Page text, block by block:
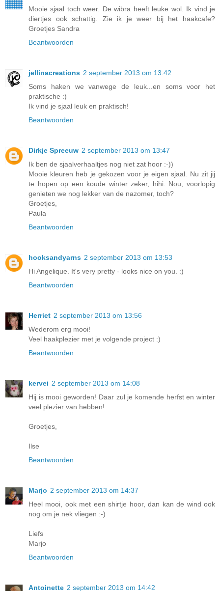
Mooie sjaal toch weer. De wibra heeft leuke wol. Ik vind je
diertjes ook schattig. Zie ik je weer bij het haakcafe?
Groetjes Sandra
Beantwoorden
jellinacreations 2 september 2013 om 13:42
Soms haken we vanwege de leuk...en soms voor het
praktische :)
Ik vind je sjaal leuk en praktisch!
Beantwoorden
Dirkje Spreeuw 2 september 2013 om 13:47
Ik ben de sjaalverhaaltjes nog niet zat hoor :-))
Mooie kleuren heb je gekozen voor je eigen sjaal. Nu zit jij
te hopen op een koude winter zeker, hihi. Nou, voorlopig
genieten we nog lekker van de nazomer, toch?
Groetjes,
Paula
Beantwoorden
hooksandyarns 2 september 2013 om 13:53
Hi Angelique. It's very pretty - looks nice on you. :)
Beantwoorden
Herriet 2 september 2013 om 13:56
Wederom erg mooi!
Veel haakplezier met je volgende project :)
Beantwoorden
kervei 2 september 2013 om 14:08
Hij is mooi geworden! Daar zul je komende herfst en winter
veel plezier van hebben!
Groetjes,
Ilse
Beantwoorden
Marjo 2 september 2013 om 14:37
Heel mooi, ook met een shirtje hoor, dan kan de wind ook
nog om je nek vliegen :-)
Liefs
Marjo
Beantwoorden
Antoinette 2 september 2013 om 14:42